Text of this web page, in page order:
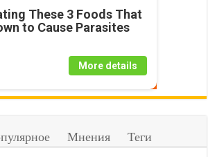
These 3 Foods That
to Cause Parasites
More details
Мнения Теги